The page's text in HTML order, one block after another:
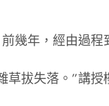
幾年，經由過
草拔失落。”講